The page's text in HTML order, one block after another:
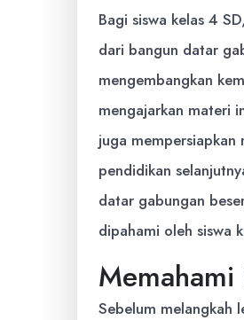
Bagi siswa kelas 4
dari bangun datar
mengembangkan
mengajarkan materi
juga mempersiapkan
pendidikan
datar gabungan
dipahami oleh siswa
Sebelum melangkah